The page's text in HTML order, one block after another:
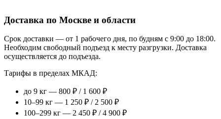
Доставка по Москве и области
Срок доставки — от 1 рабочего дня, по будням с 9:00 до 18:00.
Необходим свободный подъезд к месту разгрузки. Доставка
осуществляется до подъезда.
Тарифы в пределах МКАД:
до 9 кг — 800 ₽ / 1 600 ₽
10–99 кг — 1 250 ₽ / 2 500 ₽
100–299 кг — 2 450 ₽ / 4 900 ₽